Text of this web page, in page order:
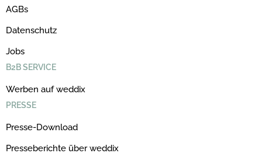
AGBs
Datenschutz
Jobs
B2B SERVICE
Werben auf weddix
PRESSE
Presse-Download
Presseberichte über weddix